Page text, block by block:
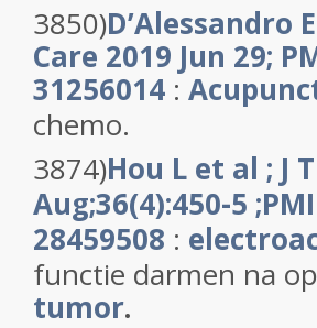
3850)D’Alessandro
Care 2019 Jun 29;
31256014 :
chemo.
3874)Hou L et al ; J
Aug;36(4):450-5 ;
28459508 :
functie darmen na
tumor.